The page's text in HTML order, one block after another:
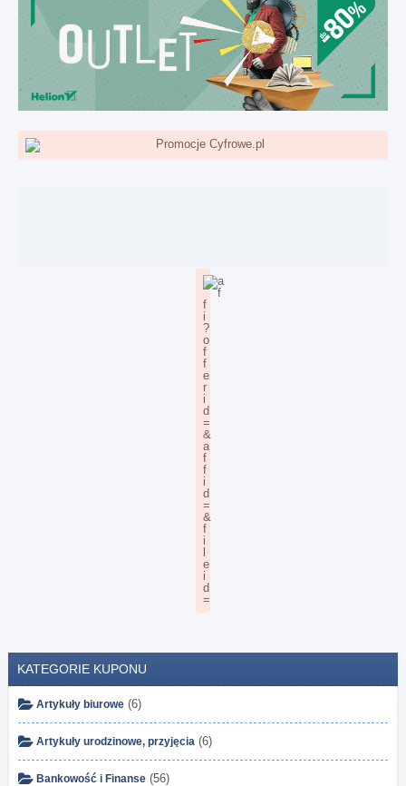
KATEGORIE KUPONU
Artykuły biurowe (6)
Artykuły urodzinowe, przyjęcia (6)
Bankowość i Finanse (56)